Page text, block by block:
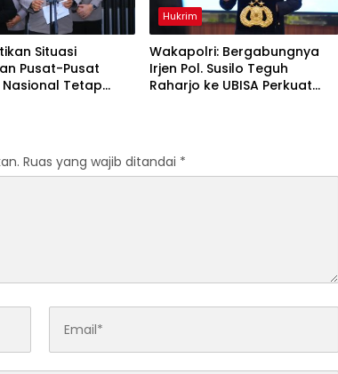
Situasi
Pusat-Pusat
Nasional Tetap
Hukrim
Wakapolri: Bergabungnya
Irjen Pol. Susilo Teguh
Raharjo ke UBISA Perkuat
Ruas yang wajib ditandai *